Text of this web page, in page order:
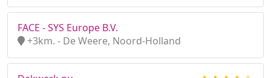
FACE - SYS Europe B.V.
+3km. - De Weere, Noord-Holland